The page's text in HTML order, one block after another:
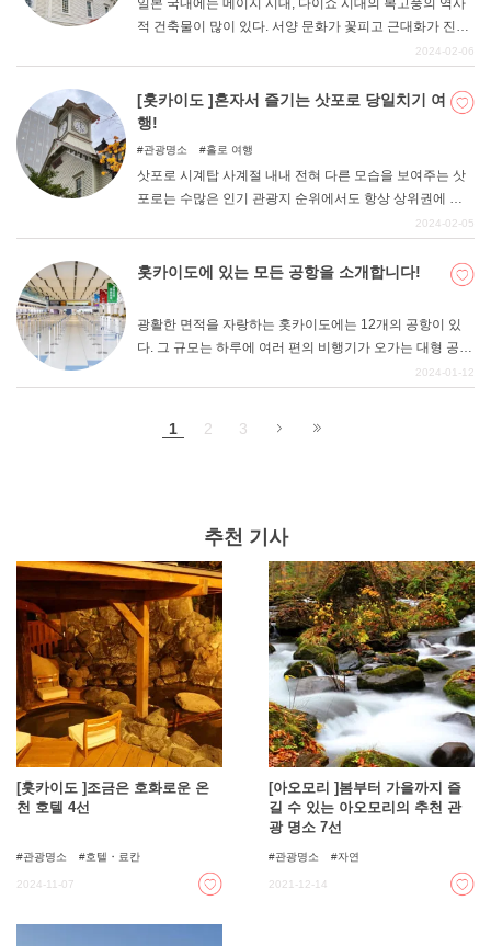
일본 국내에는 메이지 시대, 다이쇼 시대의 복고풍의 역사
적 건축물이 많이 있다. 서양 문화가 꽃피고 근대화가 진행
된 시대의 건축물은 현대의 건물과는 또 다른 분위기를 자
에서 메이지-다이쇼 시대의 낭만을 느껴보는 것은 어떨까.
2024-02-06
[홋카이도 ]혼자서 즐기는 삿포로 당일치기 여
행!
관광명소 홀로 여행
삿포로 시계탑 사계절 내내 전혀 다른 모습을 보여주는 삿
포로는 수많은 인기 관광지 순위에서도 항상 상위권에 오
돈된 아름다움을 즐길 수 있다. 홋카이도 특유의 먹거리와
역사 깊은 명소, 포토제닉한 명소가 가득하다. 이번에는 타
2024-02-05
홋카이도에 있는 모든 공항을 소개합니다!
광활한 면적을 자랑하는 홋카이도에는 12개의 공항이 있
다. 그 규모는 하루에 여러 편의 비행기가 오가는 대형 공항
부터 하루 한 편만 오가는 공항까지 다양하다. 이번 기사에
야 한다.
2024-01-12
1 2 3
추천 기사
[홋카이도 ]조금은 호화로운 온
천 호텔 4선
관광명소 호텔・료칸
2024-11-07
[아오모리 ]봄부터 가을까지 즐
길 수 있는 아오모리의 추천 관
광 명소 7선
관광명소 자연
2021-12-14